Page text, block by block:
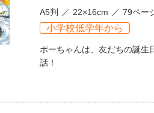
A5判
22×16cm 79ペー
小学校低学年から
ポーちゃんは、友だちの誕生
話！